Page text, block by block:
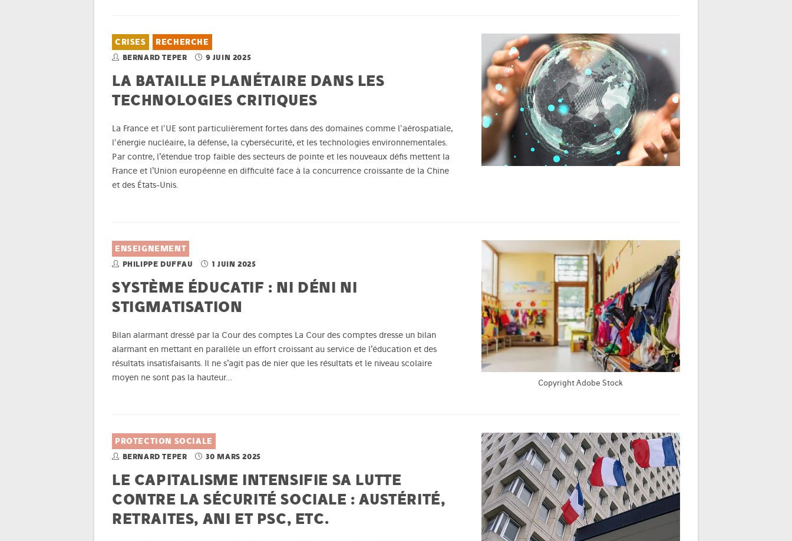
CRISES RECHERCHE
BERNARD TEPER 9 JUIN 2025
LA BATAILLE PLANÉTAIRE DANS LES
TECHNOLOGIES CRITIQUES
La France et l'UE sont particulièrement fortes dans des domaines comme l'aérospatiale,
l'énergie nucléaire, la défense, la cybersécurité, et les technologies environnementales.
Par contre, l’étendue trop faible des secteurs de pointe et les nouveaux défis mettent la
France et l’Union européenne en difficulté face à la concurrence croissante de la Chine
et des États-Unis.
ENSEIGNEMENT
PHILIPPE DUFFAU 1 JUIN 2025
SYSTÈME ÉDUCATIF : NI DÉNI NI
STIGMATISATION
Bilan alarmant dressé par la Cour des comptes La Cour des comptes dresse un bilan
alarmant en mettant en parallèle un effort croissant au service de l’éducation et des
résultats insatisfaisants. Il ne s’agit pas de nier que les résultats et le niveau scolaire
moyen ne sont pas la hauteur…
Copyright Adobe Stock
PROTECTION SOCIALE
BERNARD TEPER 30 MARS 2025
LE CAPITALISME INTENSIFIE SA LUTTE
CONTRE LA SÉCURITÉ SOCIALE : AUSTÉRITÉ,
RETRAITES, ANI ET PSC, ETC.